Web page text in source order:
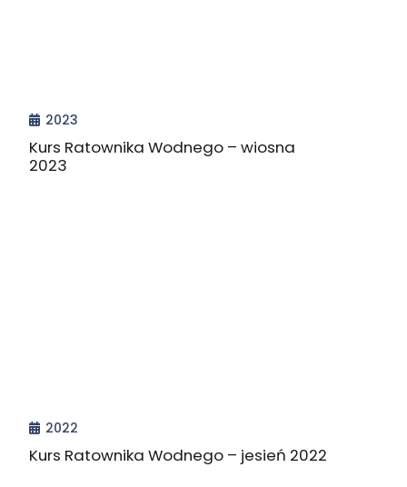
2023
Kurs Ratownika Wodnego – wiosna
2023
2022
Kurs Ratownika Wodnego – jesień 2022